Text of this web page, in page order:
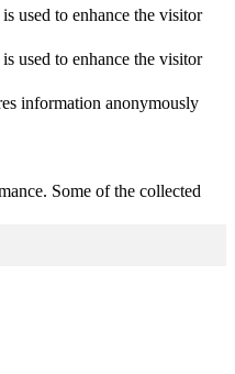
used to enhance the visitor
used to enhance the visitor
information anonymously
Some of the collected